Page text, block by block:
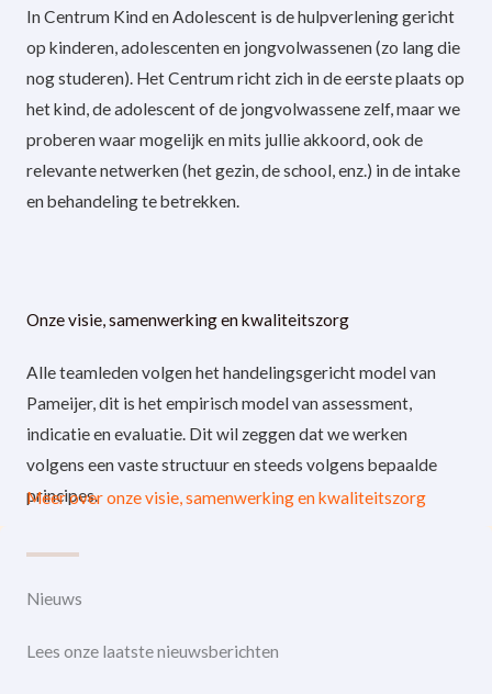
In Centrum Kind en Adolescent is de hulpverlening gericht
op kinderen, adolescenten en jongvolwassenen (zo lang die
nog studeren). Het Centrum richt zich in de eerste plaats op
het kind, de adolescent of de jongvolwassene zelf, maar we
proberen waar mogelijk en mits jullie akkoord, ook de
relevante netwerken (het gezin, de school, enz.) in de intake
en behandeling te betrekken.
Onze visie, samenwerking en kwaliteitszorg
Alle teamleden volgen het handelingsgericht model van
Pameijer, dit is het empirisch model van assessment,
indicatie en evaluatie. Dit wil zeggen dat we werken
volgens een vaste structuur en steeds volgens bepaalde
principes.
Meer over onze visie, samenwerking en kwaliteitszorg
Nieuws
Lees onze laatste nieuwsberichten